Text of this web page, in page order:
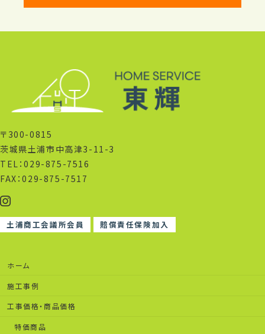
〒300-0815
茨城県土浦市中高津3-11-3
TEL：029-875-7516
FAX：029-875-7517
土浦商工会議所会員 賠償責任保険加入
ホーム
施工事例
工事価格・商品価格
特価商品